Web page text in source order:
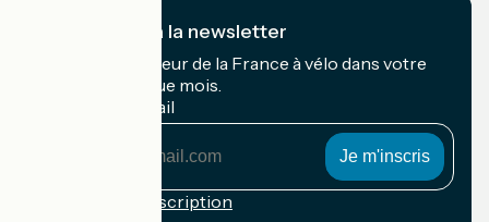
Je m'abonne à la newsletter
Recevez le meilleur de la France à vélo dans votre
boîte mail chaque mois.
Mon adresse mail
Conditions d'inscription